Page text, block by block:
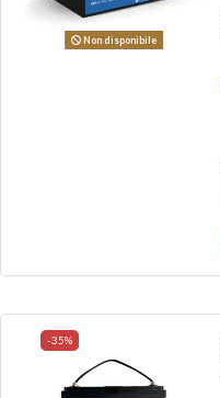
Non disponibile
-35%